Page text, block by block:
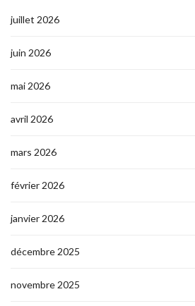
juillet 2026
juin 2026
mai 2026
avril 2026
mars 2026
février 2026
janvier 2026
décembre 2025
novembre 2025